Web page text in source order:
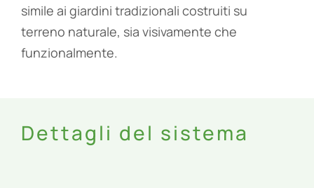
simile ai giardini tradizionali costruiti su
terreno naturale, sia visivamente che
funzionalmente.
Dettagli del sistema